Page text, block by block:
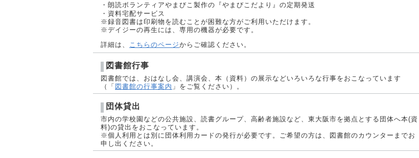
・朗読ボランティアやまびこ製作の『やまびこだより』の定期発送
・資料宅配サービス
※録音図書は印刷物を読むことが困難な方がご利用いただけます。
※デイジーの再生には、専用の機器が必要です。
詳細は、
こちらのページからご確認ください。
図書館行事
図書館では、おはなし会、講演会、本（資料）の展示などいろいろな行事をおこなっています
（「 図書館の行事案内 」をご覧ください）。
団体貸出
市内の学校園などの公共施設、読書グループ、高齢者施設など、東大阪市を拠点とする団体へ本(資
料)の貸出をおこなっています。
※個人利用とは別に団体利用カードの発行が必要です。ご希望の方は、図書館のカウンターまでお
申し出ください。